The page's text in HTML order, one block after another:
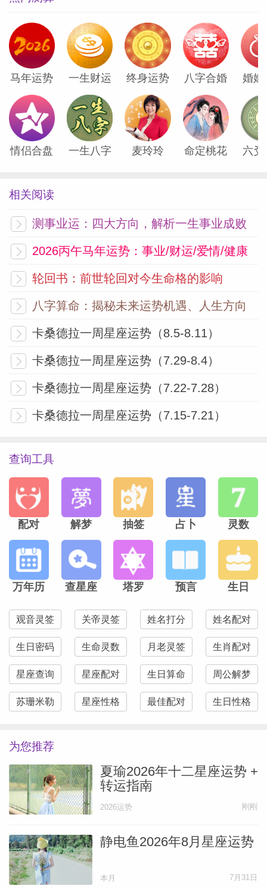
射手座 ——译者：@救命讨厌改名字
天王星此刻就如同一只闯入鸽群的猫，搅动
着你人生中一段关键的关系。幸运的是，你
通常能够很好地适应变化。你只需要继续这
样做！虽然事态可能看起来不像你想象的那
样，也许你的想象方向并不正确。你现在正
摩羯座——译者：@bibi_bizai
享受快乐。听着很简单，对吧？然而，一旦
到了某个年龄和人生阶段，它就不再像从前
那般容易了。或许只是没再去欣赏那些微小
不要只专注大的胜利，而对积累着并满溢出
来的无数小确幸视而不见。停下来，闻一闻
玫瑰花香！
水瓶座——译者：@只想取个简单的名儿
本周，或许可以选择一种冬眠的状态。如果
能让自己远离有压力的责任，那就去做。你
的心灵需要休息一下了，与家人共度温馨时
光是最好不过的。如果不可以，那请至少与
可以给你提供帮助的事物建立联系。理顺这
一点，其他事儿自然而然就会找到解决途
径。
双鱼座——译者：@圆圆大竹笋
我们每天做的那些琐碎无聊的小事似乎总是
枯燥乏味。起床、喝咖啡、刷牙、穿衣、工
作、吃饭、睡觉，周而复始。生活中总有那
么些无论如何都无法避开的部分。倘若你能
静，你的生活会变成什么样？如果你能更欣
赏这些细节，你的生活会变得多么快乐呢？
如果它们失去了，那该是多么可怕的事情
啊，希望这种情况永远不会发生。
迦勒底Chaldean
马年运势 一生财运 终身运势 八字合婚 婚姻
情侣合盘 一生八字 麦玲玲 命定桃花 六爻
相关阅读
测事业运：四大方向，解析一生事业成败
2026丙午马年运势：事业/财运/爱情/健康
轮回书：前世轮回对今生命格的影响
八字算命：揭秘未来运势机遇、人生方向
卡桑德拉一周星座运势（8.5-8.11）
卡桑德拉一周星座运势（7.29-8.4）
卡桑德拉一周星座运势（7.22-7.28）
卡桑德拉一周星座运势（7.15-7.21）
查询工具
配对 解梦 抽签 占卜 灵数
万年历 查星座 塔罗 预言 生日
观音灵签 关帝灵签 姓名打分 姓名配对
生日密码 生命灵数 月老灵签 生肖配对
星座查询 星座配对 生日算命 周公解梦
苏珊米勒 星座性格 最佳配对 生日性格
为您推荐
夏瑜2026年十二星座运势 +
转运指南
2026运势 刚刚
静电鱼2026年8月星座运势
本月 7月31日